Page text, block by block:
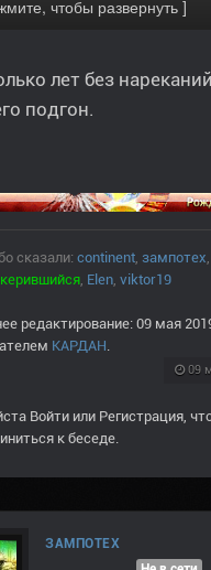
лет без
подгон.
сказали: continent зампотех
Elen viktor19
редактирование: 09 мая
КАРДАН
09
Войти или Регистрация ,
к беседе.
ЗАМПОТЕХ